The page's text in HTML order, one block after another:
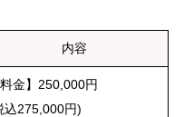
内容
料金】250,000円
込275,000円)